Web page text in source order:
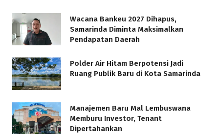
Wacana Bankeu 2027 Dihapus,
Samarinda Diminta Maksimalkan
Pendapatan Daerah
Polder Air Hitam Berpotensi Jadi
Ruang Publik Baru di Kota Samarinda
Manajemen Baru Mal Lembuswana
Memburu Investor, Tenant
Dipertahankan